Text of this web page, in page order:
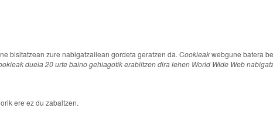
bisitatzean zure nabigatzailean gordeta geratzen da. Cookieakwebgune batera
duela 20 urte baino gehiagotik erabiltzen dira lehen World Wide Web
ere ez du zabaltzen.